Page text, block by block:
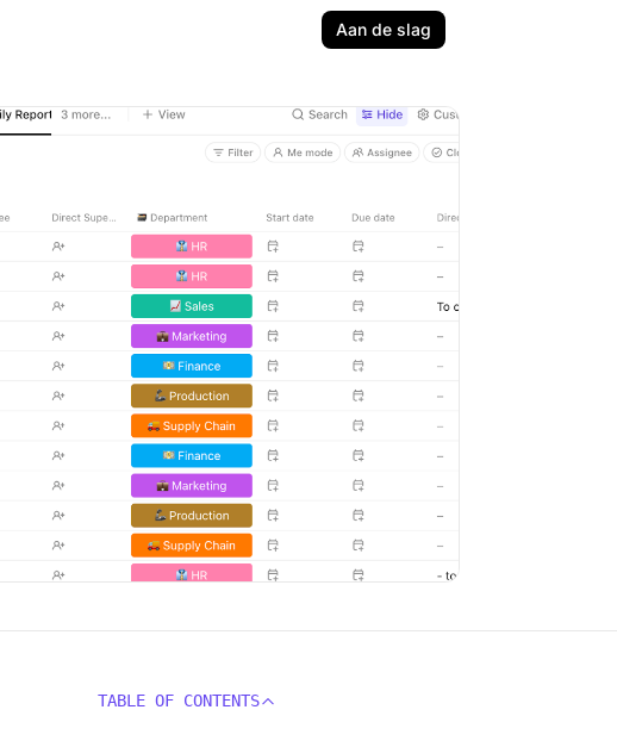
Aan de slag
TABLE OF CONTENTS